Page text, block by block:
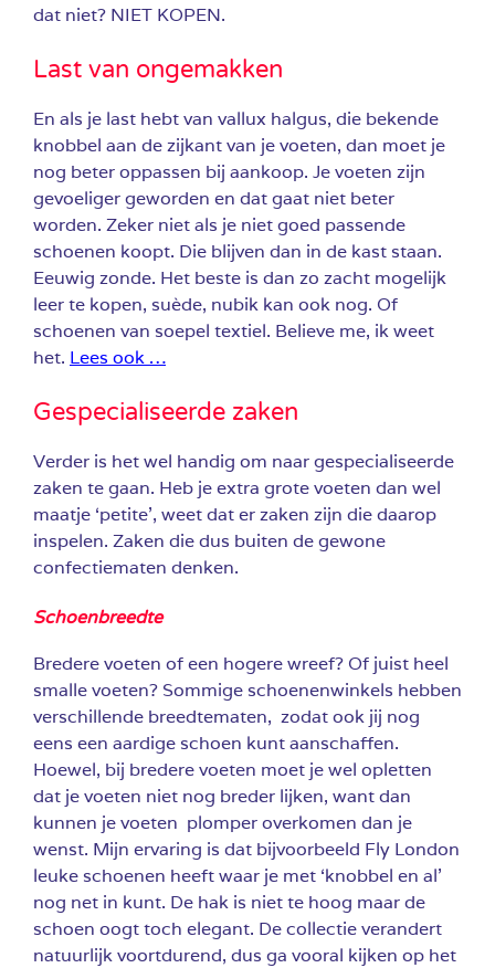
dat niet? NIET KOPEN.
Last van ongemakken
En als je last hebt van vallux halgus, die bekende
knobbel aan de zijkant van je voeten, dan moet je
nog beter oppassen bij aankoop. Je voeten zijn
gevoeliger geworden en dat gaat niet beter
worden. Zeker niet als je niet goed passende
schoenen koopt. Die blijven dan in de kast staan.
Eeuwig zonde. Het beste is dan zo zacht mogelijk
leer te kopen, suède, nubik kan ook nog. Of
schoenen van soepel textiel. Believe me, ik weet
het. Lees ook …
Gespecialiseerde zaken
Verder is het wel handig om naar gespecialiseerde
zaken te gaan. Heb je extra grote voeten dan wel
maatje ‘petite’, weet dat er zaken zijn die daarop
inspelen. Zaken die dus buiten de gewone
confectiematen denken.
Schoenbreedte
Bredere voeten of een hogere wreef? Of juist heel
smalle voeten? Sommige schoenenwinkels hebben
verschillende breedtematen, zodat ook jij nog
eens een aardige schoen kunt aanschaffen.
Hoewel, bij bredere voeten moet je wel opletten
dat je voeten niet nog breder lijken, want dan
kunnen je voeten plomper overkomen dan je
wenst. Mijn ervaring is dat bijvoorbeeld Fly London
leuke schoenen heeft waar je met ‘knobbel en al’
nog net in kunt. De hak is niet te hoog maar de
schoen oogt toch elegant. De collectie verandert
natuurlijk voortdurend, dus ga vooral kijken op het